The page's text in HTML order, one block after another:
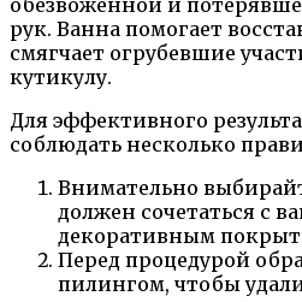
рук. Ванна помогает
смягчает огрубевшие
кутикулу.
Для эффективного
соблюдать несколько
Внимательно
должен сочетаться с
декоративным
Перед процедурой
пилингом, чтобы